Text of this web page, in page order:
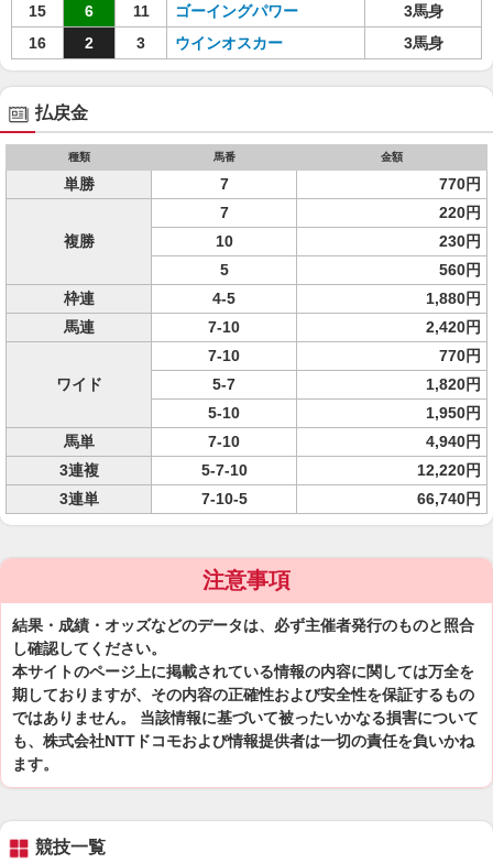
15
6 11 ゴーイングパワー
3馬身
16
2 3 ウインオスカー 3馬身
払戻金
種類 馬番 金額
単勝 7 770円
複勝
7
220円
10
230円
5
560円
枠連
4-5
1,880円
馬連
7-10 2,420円
ワイド
7-10
770円
5-7
1,820円
5-10
1,950円
馬単
7-10
4,940円
3連複
5-7-10
12,220円
3連単
7-10-5 66,740円
注意事項
結果・成績・オッズなどのデータは、必ず主催者発行のものと照合
し確認してください。
本サイトのページ上に掲載されている情報の内容に関しては万全を
期しておりますが、その内容の正確性および安全性を保証するもの
ではありません。 当該情報に基づいて被ったいかなる損害について
も、株式会社NTTドコモおよび情報提供者は一切の責任を負いかね
ます。
競技一覧